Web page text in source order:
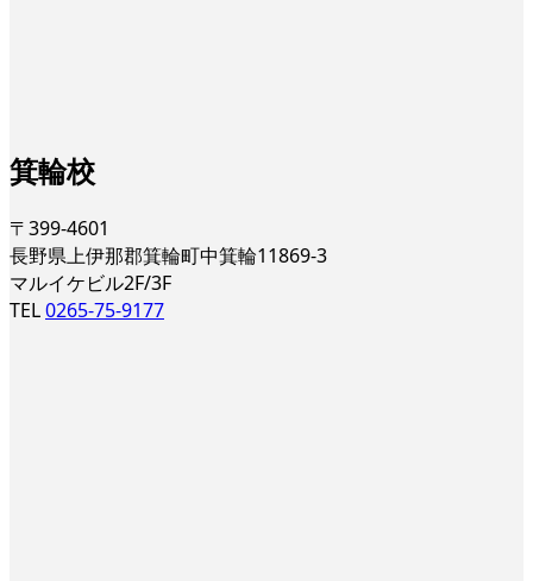
箕輪校
〒399-4601
長野県上伊那郡箕輪町中箕輪11869-3
マルイケビル2F/3F
TEL0265-75-9177